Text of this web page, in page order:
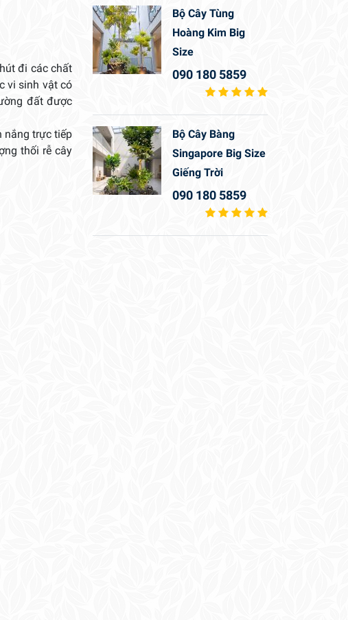
đi các chất
vi sinh vật có
đất được
nắng trực tiếp
thối rễ cây
Bộ Cây Tùng
Hoàng Kim Big
Size
090 180 5859
Bộ Cây Bàng
Singapore Big Size
Giếng Trời
090 180 5859